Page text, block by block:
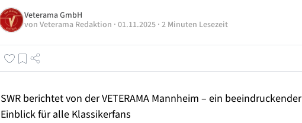
Veterama GmbH
von Veterama Redaktion · 01.11.2025 · 2 Minuten Lesezeit
SWR berichtet von der VETERAMA Mannheim – ein beeindruckender
Einblick für alle Klassikerfans